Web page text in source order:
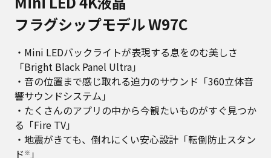
フラグシップモデル W97C
・Mini LEDバックライトが表現する息をのむ美しさ
「Bright Black Panel Ultra」
・音の位置まで感じ取れる迫力のサウンド「360立体音
響サウンドシステム」
・たくさんのアプリの中から今観たいものがすぐ見つか
る「Fire TV」
・地震がきても、倒れにくい安心設計「転倒防止スタン
ド ※」